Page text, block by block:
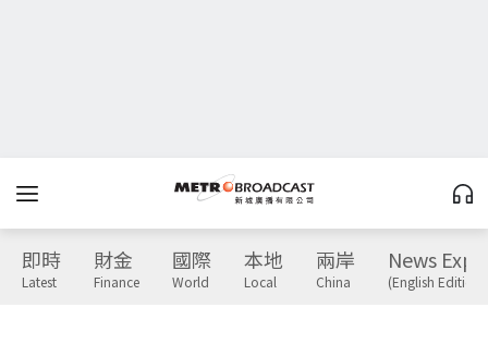
即時
Latest
財金
Finance
國際
World
本地
Local
兩岸
China
News
(English Edition)